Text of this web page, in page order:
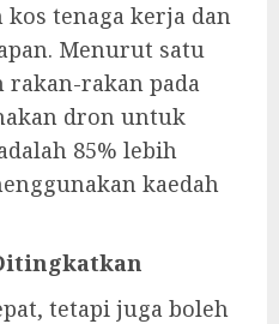
tenaga kerja dan
Menurut satu
rakan-rakan pada
dron untuk
85% lebih
kaedah
tetapi juga boleh